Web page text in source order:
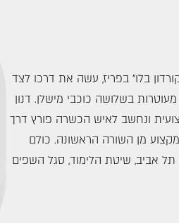
בלו״ בפריז, עשה את דרכו לצד
בשלושה כוכבי מישלן. דנון
ונחשב לאיש הכשרה פורץ דרך
מן השורה הראשונה. כולם
תל אביב, שיטת הלימוד, סגל השפים